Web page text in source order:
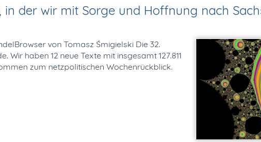
in der wir mit Sorge und Hoffnung nach
von Tomasz Śmigielski Die 32.
Wir haben 12 neue Texte mit insgesamt 127.811
zum netzpolitischen Wochenrückblick.